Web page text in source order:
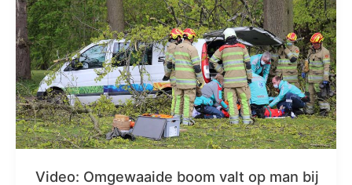
Video: Omgewaaide boom valt op man bij